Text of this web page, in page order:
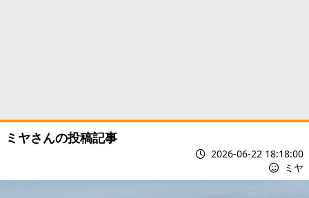
ミヤさんの投稿記事
2026-06-22 18:18:00
ミヤ